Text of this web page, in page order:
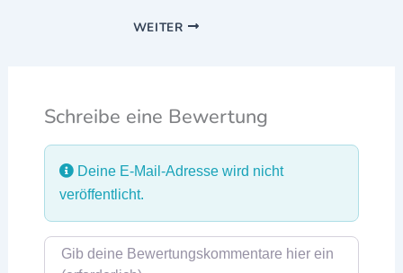
WEITER
Schreibe eine Bewertung
Deine E-Mail-Adresse wird nicht
veröffentlicht.
Rezensionstext